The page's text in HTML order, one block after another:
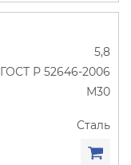
5,8
ГОСТ Р 52646-2006
М30
Сталь